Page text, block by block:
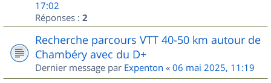
17:02
Réponses : 2
Recherche parcours VTT 40-50 km autour de
Chambéry avec du D+
Dernier message par Expenton « 06 mai 2025, 11:19